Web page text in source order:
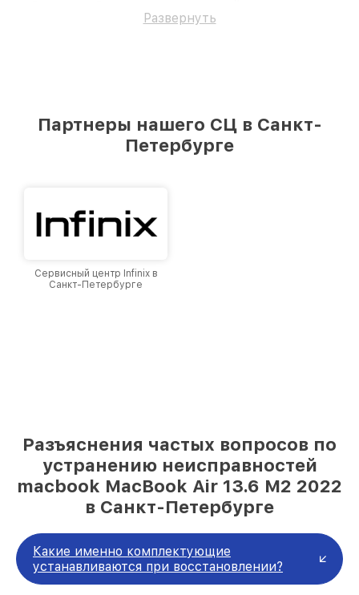
Развернуть
Партнеры нашего СЦ в Санкт-
Петербурге
Сервисный центр Infinix в
Санкт-Петербурге
Разъяснения частых вопросов по
устранению неисправностей
macbook MacBook Air 13.6 M2 2022
в Санкт-Петербурге
Какие именно комплектующие
устанавливаются при восстановлении?